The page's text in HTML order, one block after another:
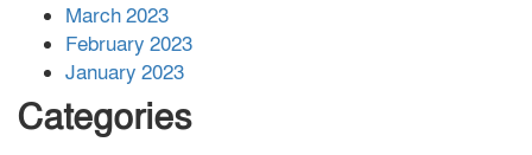
March 2023
February 2023
January 2023
Categories